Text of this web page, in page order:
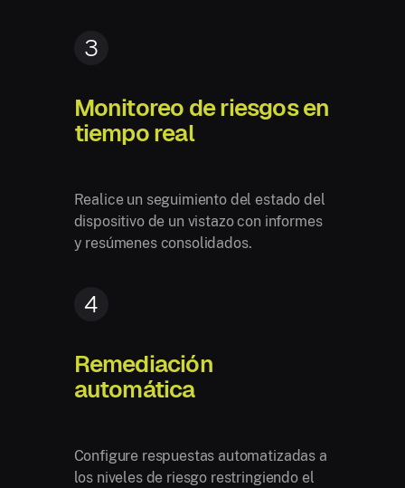
3
Monitoreo de riesgos en
tiempo real
Realice un seguimiento del estado del
dispositivo de un vistazo con informes
y resúmenes consolidados.
4
Remediación
automática
Configure respuestas automatizadas a
los niveles de riesgo restringiendo el